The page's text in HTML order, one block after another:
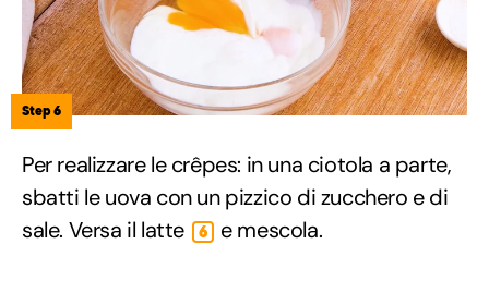
Step 6
Per realizzare le crêpes: in una ciotola a parte,
sbatti le uova con un pizzico di zucchero e di
sale. Versa il latte
6 e mescola.